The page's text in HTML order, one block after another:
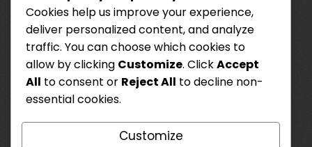
Ihre Privatsphäre
Kontaktieren Sie uns
Allgemeine Geschäftsbedingungen
Cookies help us improve your experience,
deliver personalized content, and analyze
traffic. You can choose which cookies to
allow by clicking Customize. ClickAccept
All to consent or Reject All to decline non-
essential cookies.
Customize